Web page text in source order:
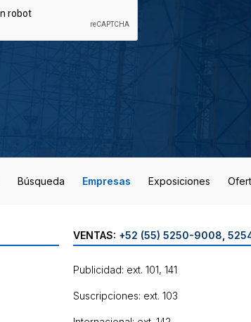
Búsqueda Empresas Exposiciones
VENTAS: +52 (55) 5250-9008
Publicidad: ext. 101, 141
Suscripciones: ext. 103